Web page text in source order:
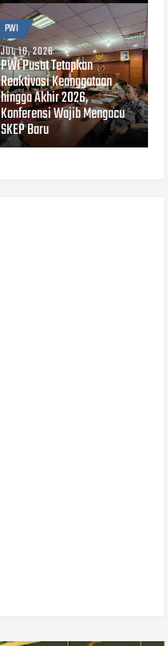
PWI
JUL 10, 2026
PWI Pusat Tetapkan
Reaktivasi Keanggotaan
hingga Akhir 2026,
Konferensi Wajib Mengacu
SKEP Baru